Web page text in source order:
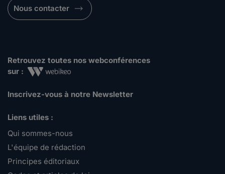
Nous contacter
Retrouvez toutes nos webconférences
sur :
Inscrivez-vous à notre Newsletter
Liens utiles :
Qui sommes-nous
L'équipe de rédaction
Principes éditoriaux